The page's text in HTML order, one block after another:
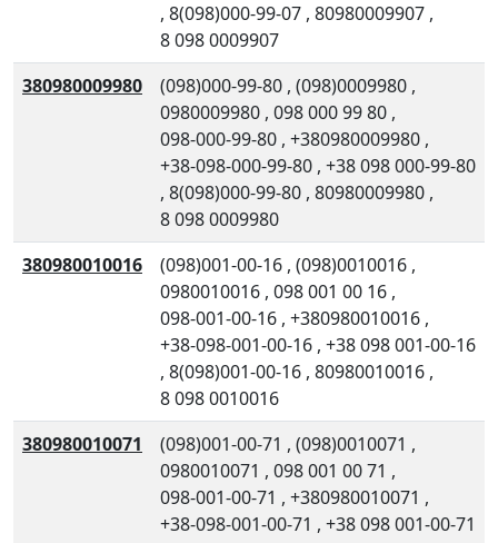
, 8(098)000-99-07 , 80980009907 ,
8 098 0009907
380980009980
(098)000-99-80 , (098)0009980 ,
0980009980 , 098 000 99 80 ,
098-000-99-80 , +380980009980 ,
+38-098-000-99-80 , +38 098 000-99-80
, 8(098)000-99-80 , 80980009980 ,
8 098 0009980
380980010016
(098)001-00-16 , (098)0010016 ,
0980010016 , 098 001 00 16 ,
098-001-00-16 , +380980010016 ,
+38-098-001-00-16 , +38 098 001-00-16
, 8(098)001-00-16 , 80980010016 ,
8 098 0010016
380980010071
(098)001-00-71 , (098)0010071 ,
0980010071 , 098 001 00 71 ,
098-001-00-71 , +380980010071 ,
+38-098-001-00-71 , +38 098 001-00-71